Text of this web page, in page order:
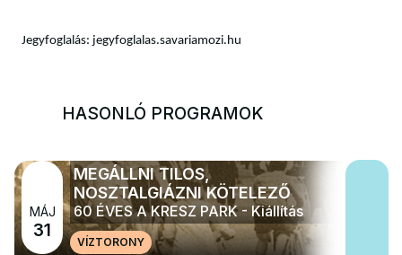
Jegyfoglalás: jegyfoglalas.savariamozi.hu
HASONLÓ PROGRAMOK
MÁJ
31
MEGÁLLNI TILOS,
NOSZTALGIÁZNI KÖTELEZŐ
60 ÉVES A KRESZ PARK - Kiállítás
VÍZTORONY